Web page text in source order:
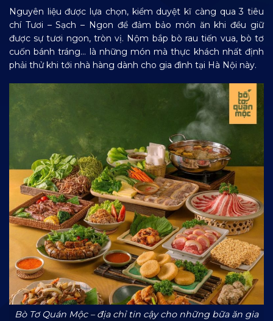
Nguyên liệu được lựa chọn, kiểm duyệt kĩ càng qua 3 tiêu
chí Tươi – Sạch – Ngon để đảm bảo món ăn khi đều giữ
được sự tươi ngon, tròn vị. Nộm bắp bò rau tiến vua, bò tơ
cuốn bánh tráng… là những món mà thực khách nhất định
phải thử khi tới nhà hàng dành cho gia đình tại Hà Nội này.
Bò Tơ Quán Mộc – địa chỉ tin cậy cho những bữa ăn gia